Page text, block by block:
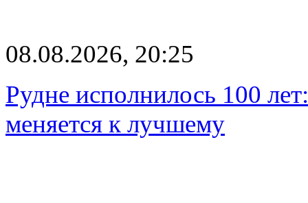
08.08.2026, 20:25
Рудне исполнилось 100
меняется к лучшему